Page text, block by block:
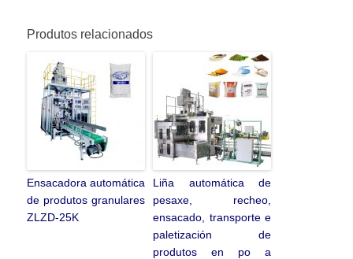
Produtos relacionados
Ensacadora automática
de produtos granulares
ZLZD-25K
Liña automática de
pesaxe, recheo,
ensacado, transporte e
paletización de
produtos en po a